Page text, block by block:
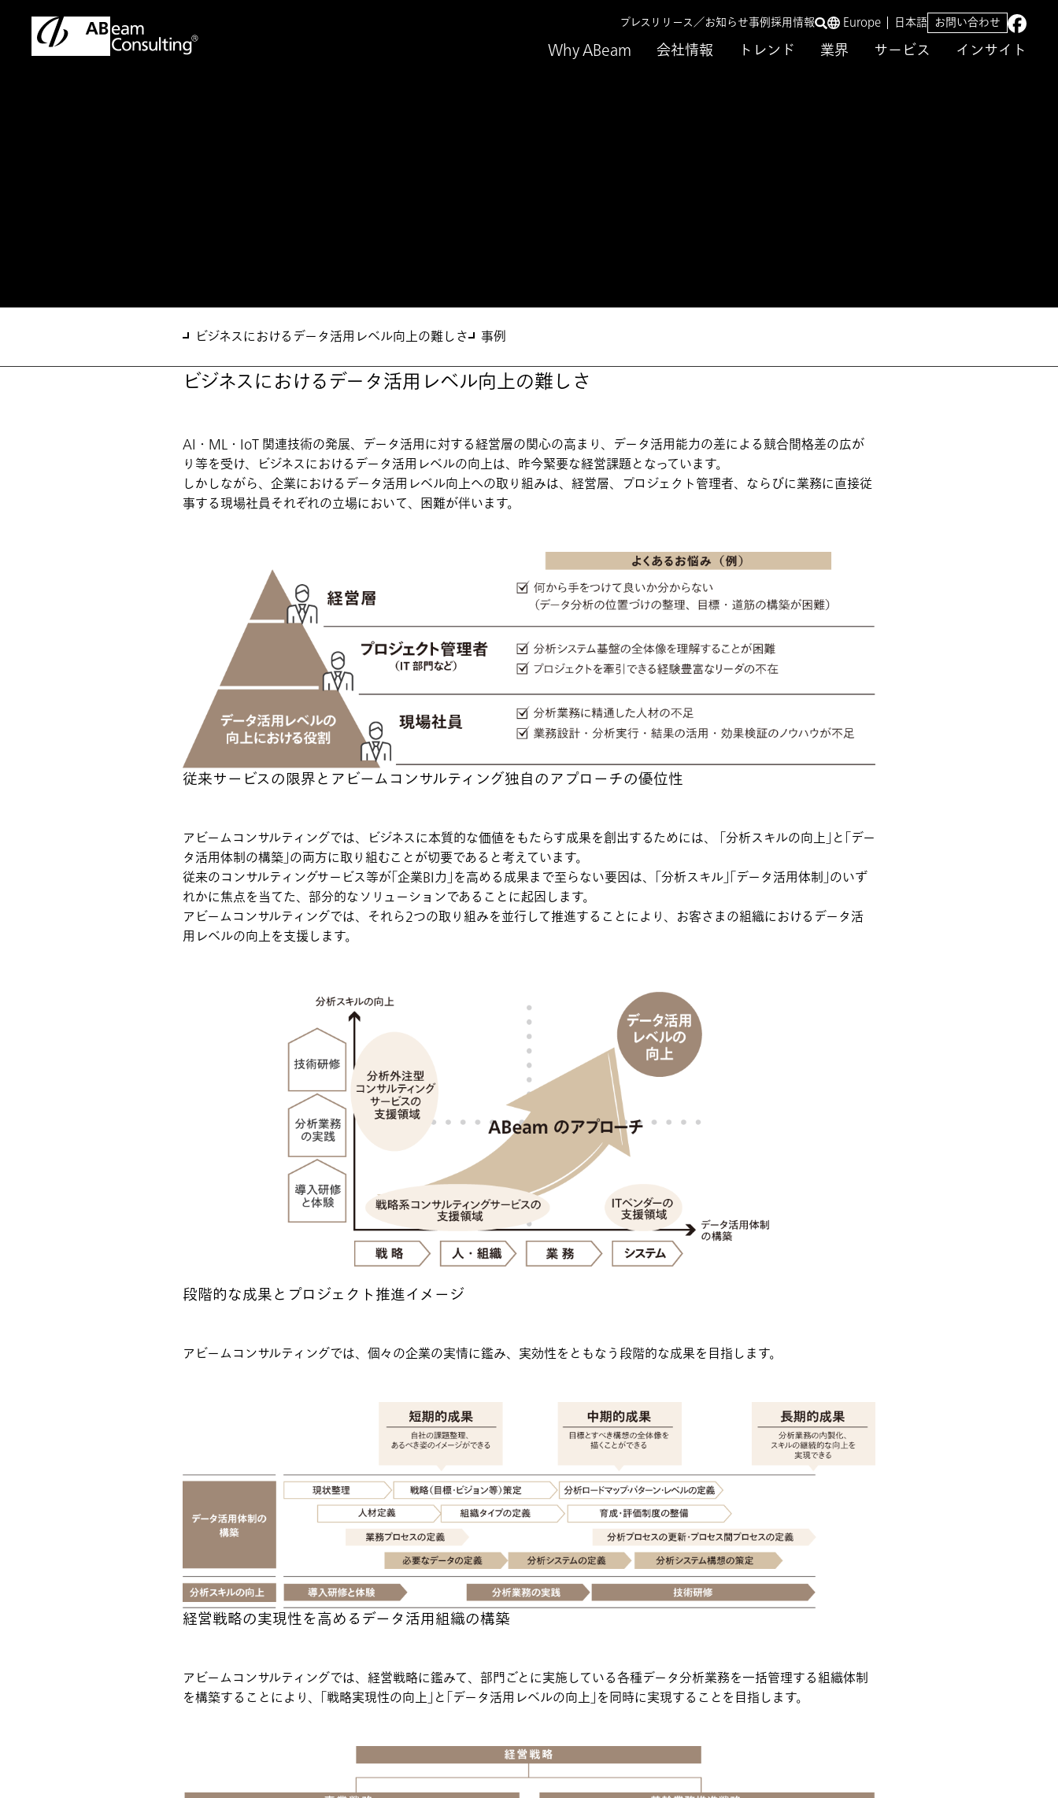
Why ABeam 会社情報 トレンド 業界 サービス インサイト
プレスリリース／お知らせ事例採用情報 Europe 日本語 お問い合わせ
ビジネスにおけるデータ活用レベル向上の難しさ 事例
ビジネスにおけるデータ活用レベル向上の難しさ
AI・ML・IoT 関連技術の発展、データ活用に対する経営層の関心の高まり、データ活用能力の差による競合間格差の広が
り等を受け、ビジネスにおけるデータ活用レベルの向上は、昨今緊要な経営課題となっています。
しかしながら、企業におけるデータ活用レベル向上への取り組みは、経営層、プロジェクト管理者、ならびに業務に直接従
事する現場社員それぞれの立場において、困難が伴います。
従来サービスの限界とアビームコンサルティング独自のアプローチの優位性
アビームコンサルティングでは、ビジネスに本質的な価値をもたらす成果を創出するためには、 ｢分析スキルの向上｣と｢デー
タ活用体制の構築｣の両方に取り組むことが切要であると考えています。
従来のコンサルティングサービス等が｢企業BI力｣を高める成果まで至らない要因は、｢分析スキル｣｢データ活用体制｣のいず
れかに焦点を当てた、部分的なソリューションであることに起因します。
アビームコンサルティングでは、それら2つの取り組みを並行して推進することにより、お客さまの組織におけるデータ活
用レベルの向上を支援します。
段階的な成果とプロジェクト推進イメージ
アビームコンサルティングでは、個々の企業の実情に鑑み、実効性をともなう段階的な成果を目指します。
経営戦略の実現性を高めるデータ活用組織の構築
アビームコンサルティングでは、経営戦略に鑑みて、部門ごとに実施している各種データ分析業務を一括管理する組織体制
を構築することにより、｢戦略実現性の向上｣と｢データ活用レベルの向上｣を同時に実現することを目指します。